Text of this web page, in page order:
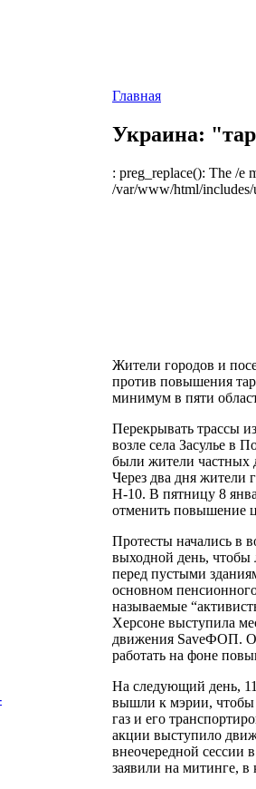
Главная
Украина:
: preg_replace(): The /e
/var/www/html/
Жители городов и
против повышения
минимум в пяти
Перекрывать трассы
возле села Засулье в
были жители частных
Через два дня жители
Н-10. В пятницу 8
отменить повышение
Протесты начались в
выходной день, чтобы
перед пустыми
основном
называемые
Херсоне выступила
движения SaveФОП.
работать на фоне
На следующий день,
вышли к мэрии, чтобы
газ и его
акции выступило
внеочередной сессии
заявили на митинге, в